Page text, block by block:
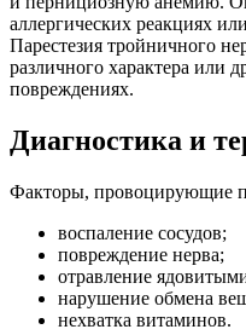
аллергических реакциях
Парестезия тройничного
различного характера или
повреждениях.
Диагностика и
Факторы, провоцирующие
воспаление сосудов;
повреждение нерва;
отравление
нарушение обмена
нехватка витаминов.